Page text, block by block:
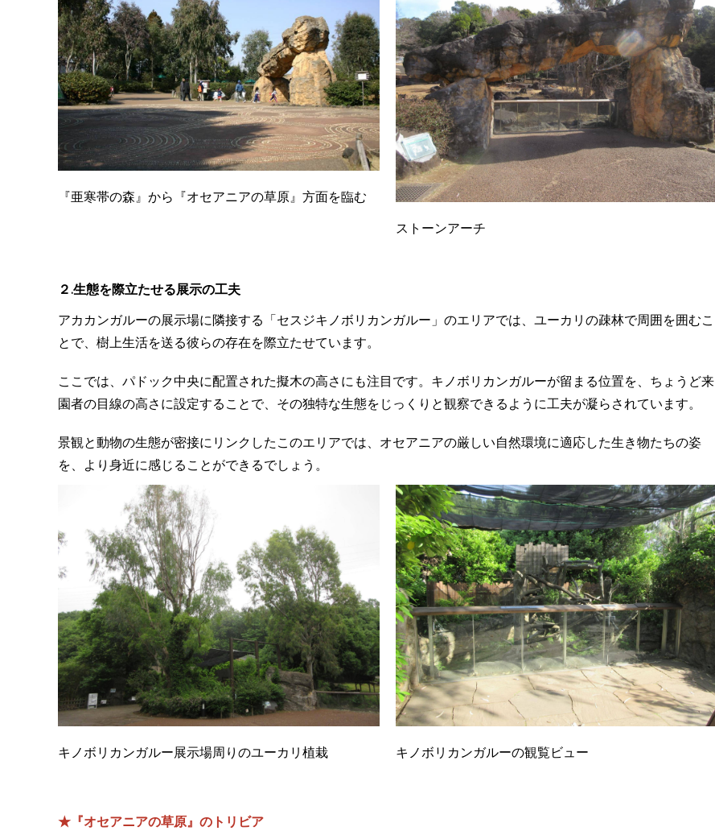
『亜寒帯の森』から『オセアニアの草原』方面を臨む
ストーンアーチ
２.生態を際立たせる展示の工夫
アカカンガルーの展示場に隣接する「セスジキノボリカンガルー」のエリアでは、ユーカリの疎林で周囲を囲むこ
とで、樹上生活を送る彼らの存在を際立たせています。
ここでは、パドック中央に配置された擬木の高さにも注目です。キノボリカンガルーが留まる位置を、ちょうど来
園者の目線の高さに設定することで、その独特な生態をじっくりと観察できるように工夫が凝らされています。
景観と動物の生態が密接にリンクしたこのエリアでは、オセアニアの厳しい自然環境に適応した生き物たちの姿
を、より身近に感じることができるでしょう。
キノボリカンガルー展示場周りのユーカリ植栽 キノボリカンガルーの観覧ビュー
★『オセアニアの草原』のトリビア